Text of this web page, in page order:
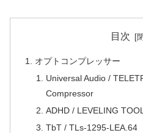
目次
オプトコンプレッサー
Universal Audio /
Compressor
ADHD / LEVELING TOOL
TbT / TLs-1295-LEA.64